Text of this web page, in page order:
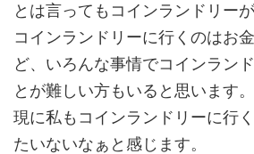
とは言ってもコインランドリー
コインランドリーに行くのはお
ど、いろんな事情でコインラン
とが難しい方もいると思います。
現に私もコインランドリーに行
たいないなぁと感じます。